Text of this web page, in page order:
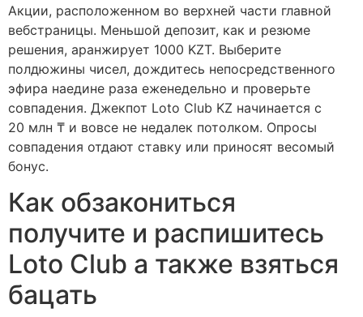
Акции, расположенном во верхней части главной
вебстраницы. Меньшой депозит, как и резюме
решения, аранжирует 1000 KZT. Выберите
полдюжины чисел, дождитесь непосредственного
эфира наедине раза еженедельно и проверьте
совпадения. Джекпот Loto Club KZ начинается с
20 млн ₸ и вовсе не недалек потолком. Опросы
совпадения отдают ставку или приносят весомый
бонус.
Как обзакониться
получите и распишитесь
Loto Club а также взяться
бацать